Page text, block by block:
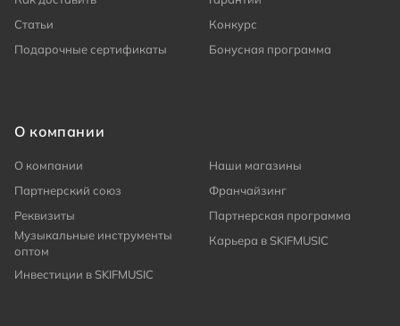
Статьи
Конкурс
Подарочные сертификаты
Бонусная программа
О компании
О компании
Наши магазины
Партнерский союз
Франчайзинг
Реквизиты
Партнерская программа
Музыкальные инструменты
оптом
Карьера в SKIFMUSIC
Инвестиции в SKIFMUSIC